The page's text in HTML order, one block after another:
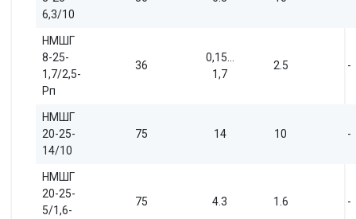
6,3/10
НМШГ
8-25-
1,7/2,5-
Рп
36
0,15…
1,7
2.5 -
НМШГ
20-25-
14/10
75 14 10 -
НМШГ
20-25-
5/1,6-
75 4.3 1.6 -